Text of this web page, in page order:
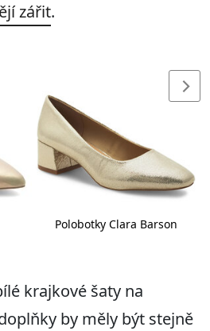
zářit.
Polobotky Clara Barson
krajkové šaty na
by měly být stejně